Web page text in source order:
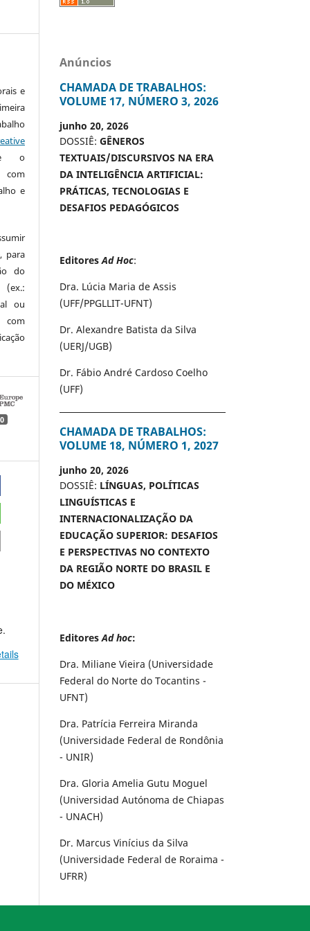
e
o
com
e
para
do
(ex.:
ou
0
Anúncios
CHAMADA DE TRABALHOS:
VOLUME 17, NÚMERO 3, 2026
junho 20, 2026
DOSSIÊ: GÊNEROS
TEXTUAIS/DISCURSIVOS NA ERA
DA INTELIGÊNCIA ARTIFICIAL:
PRÁTICAS, TECNOLOGIAS E
DESAFIOS PEDAGÓGICOS
EditoresAd Hoc:
Dra. Lúcia Maria de Assis
(UFF/PPGLLIT-UFNT)
Dr. Alexandre Batista da Silva
(UERJ/UGB)
Dr. Fábio André Cardoso Coelho
(UFF)
CHAMADA DE TRABALHOS:
VOLUME 18, NÚMERO 1, 2027
junho 20, 2026
DOSSIÊ: LÍNGUAS, POLÍTICAS
LINGUÍSTICAS E
INTERNACIONALIZAÇÃO DA
EDUCAÇÃO SUPERIOR: DESAFIOS
E PERSPECTIVAS NO CONTEXTO
DA REGIÃO NORTE DO BRASIL E
DO MÉXICO
EditoresAd hoc:
Dra. Miliane Vieira (Universidade
Federal do Norte do Tocantins -
UFNT)
Dra. Patrícia Ferreira Miranda
(Universidade Federal de Rondônia
- UNIR)
Dra. Gloria Amelia Gutu Moguel
(Universidad Autónoma de Chiapas
- UNACH)
Dr. Marcus Vinícius da Silva
(Universidade Federal de Roraima -
UFRR)